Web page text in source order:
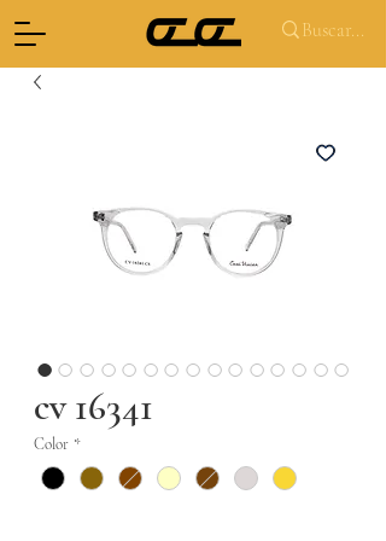
cv 16341
Color *